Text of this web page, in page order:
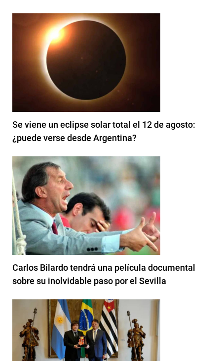
Se viene un eclipse solar total el 12 de agosto:
¿puede verse desde Argentina?
Carlos Bilardo tendrá una película documental
sobre su inolvidable paso por el Sevilla